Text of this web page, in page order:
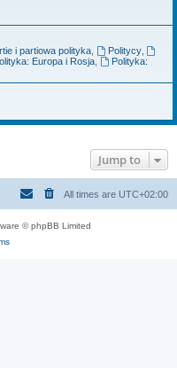
i partiowa polityka, Politycy,
Europa i Rosja,
Polityka:
Jump to
All times are UTC+02:00
© phpBB Limited